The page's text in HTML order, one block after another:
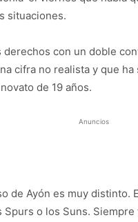
situaciones.
derechos con un doble
cifra no realista y que
de 19 años.
Anuncios
de Ayón es muy distinto.
o los Suns.